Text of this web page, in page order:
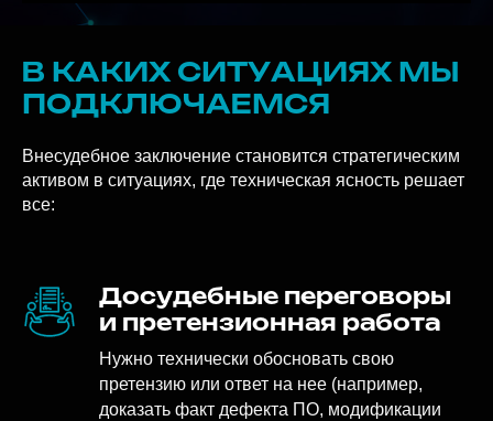
В КАКИХ СИТУАЦИЯХ МЫ
Внесудебное заключение становится стратегическим
активом в ситуациях, где техническая ясность решает
Досудебные переговоры
и претензионная работа
Нужно технически обосновать свою
претензию или ответ на нее (например,